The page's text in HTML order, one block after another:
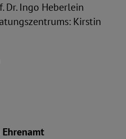
Dr. Ingo Heberlein
Kirstin